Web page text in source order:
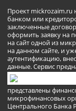
Проект mickrozaim.ru
банком или
заключенные
оформить заявку на
на сайт одной из
на данном сайте, и
аутентификацию,
данные. Сервис
представлены
микрофинансовых
Центрального Банка